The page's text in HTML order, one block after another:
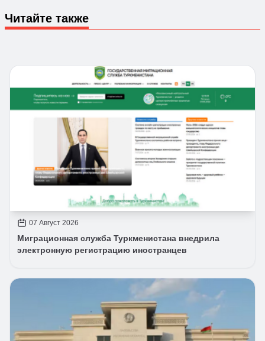
Читайте также
07 Август 2026
Миграционная служба Туркменистана внедрила
электронную регистрацию иностранцев